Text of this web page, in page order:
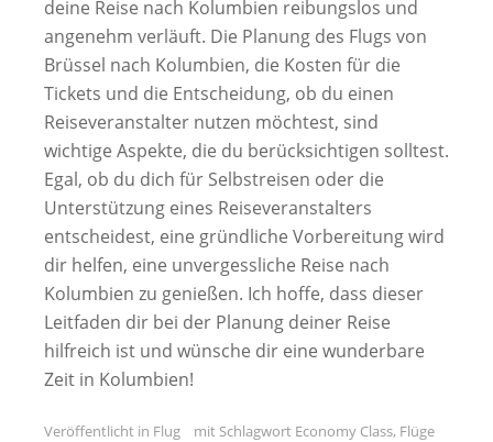
deine Reise nach Kolumbien reibungslos und
angenehm verläuft. Die Planung des Flugs von
Brüssel nach Kolumbien, die Kosten für die
Tickets und die Entscheidung, ob du einen
Reiseveranstalter nutzen möchtest, sind
wichtige Aspekte, die du berücksichtigen solltest.
Egal, ob du dich für Selbstreisen oder die
Unterstützung eines Reiseveranstalters
entscheidest, eine gründliche Vorbereitung wird
dir helfen, eine unvergessliche Reise nach
Kolumbien zu genießen. Ich hoffe, dass dieser
Leitfaden dir bei der Planung deiner Reise
hilfreich ist und wünsche dir eine wunderbare
Zeit in Kolumbien!
Veröffentlicht in Flug mit Schlagwort Economy Class, Flüge